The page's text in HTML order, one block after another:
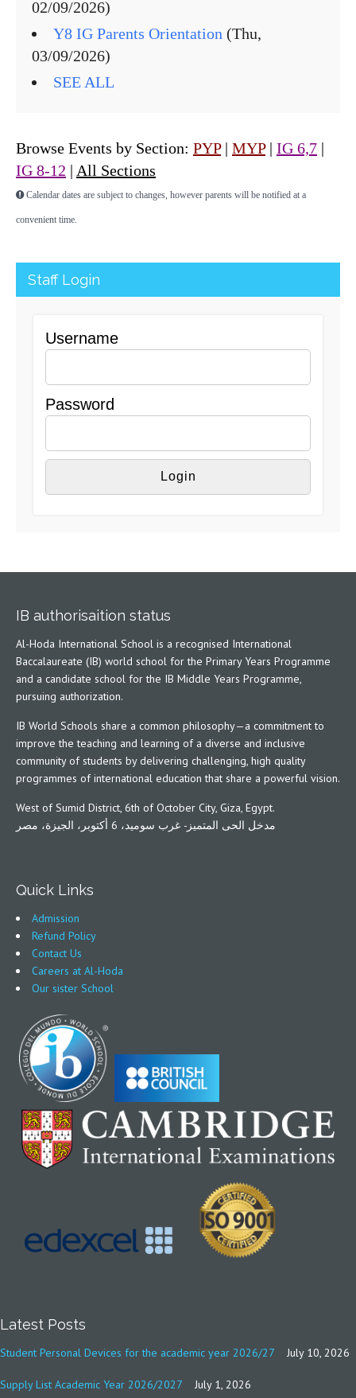
02/09/2026)
Y8 IG Parents Orientation (Thu,
03/09/2026)
SEE ALL
Browse Events by Section: PYP| MYP| IG 6,7 |
IG 8-12 | All Sections
Calendar dates are subject to changes, however parents will be notified at a
convenient time.
Staff Login
Username
Password
IB authorisaition status
Al-Hoda International School is a recognised International
Baccalaureate (IB) world school for the Primary Years Programme
and a candidate school for the IB Middle Years Programme,
pursuing authorization.
IB World Schools share a common philosophy—a commitment to
improve the teaching and learning of a diverse and inclusive
community of students by delivering challenging, high quality
programmes of international education that share a powerful vision.
West of Sumid District, 6th of October City, Giza, Egypt.
مدخل الحى المتميز- غرب سوميد، 6 أكتوبر، الجيزة، مصر
Quick Links
Admission
Refund Policy
Contact Us
Careers at Al-Hoda
Our sister School
Latest Posts
Student Personal Devices for the academic year 2026/27 July 10, 2026
Supply List Academic Year 2026/2027 July 1, 2026